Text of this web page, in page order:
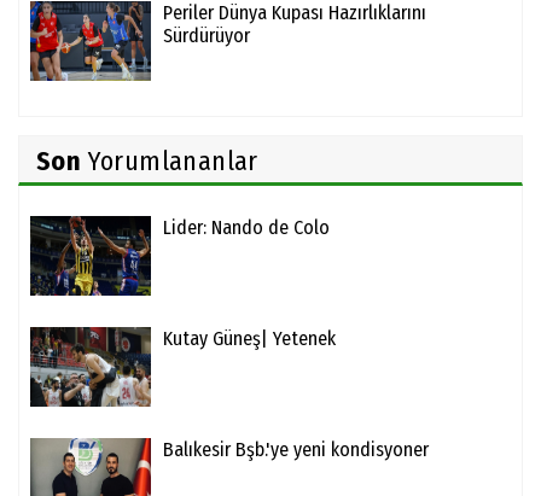
Periler Dünya Kupası Hazırlıklarını
Sürdürüyor
Son Yorumlananlar
Lider: Nando de Colo
Kutay Güneş| Yetenek
Balıkesir Bşb.'ye yeni kondisyoner